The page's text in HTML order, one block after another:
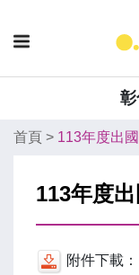
首頁 > 113年度出
113年度
附件下載：